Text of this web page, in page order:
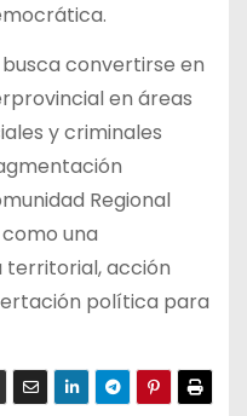
convertirse en
en áreas
y criminales
Regional
una
territorial, acción
política para